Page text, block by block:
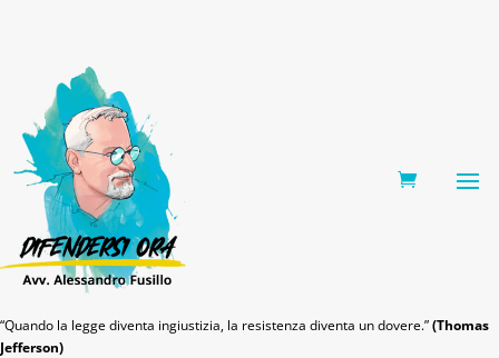
“Quando la legge diventa ingiustizia, la resistenza diventa un dovere.”(Thomas
Jefferson)